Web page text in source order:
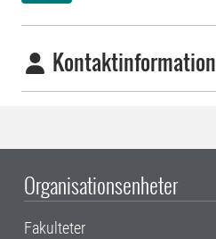
Kontaktinformation
Organisationsenheter
Fakulteter